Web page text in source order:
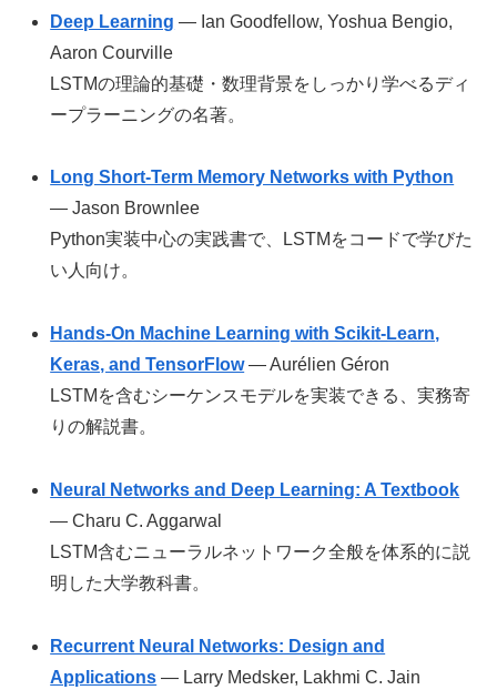
Deep Learning — Ian Goodfellow, Yoshua Bengio,
Aaron Courville
LSTMの理論的基礎・数理背景をしっかり学べるディ
ープラーニングの名著。
Long Short-Term Memory Networks with Python
— Jason Brownlee
Python実装中心の実践書で、LSTMをコードで学びた
い人向け。
Hands-On Machine Learning with Scikit-Learn,
Keras, and TensorFlow— Aurélien Géron
LSTMを含むシーケンスモデルを実装できる、実務寄
りの解説書。
Neural Networks and Deep Learning: A Textbook
— Charu C. Aggarwal
LSTM含むニューラルネットワーク全般を体系的に説
明した大学教科書。
Recurrent Neural Networks: Design and
Applications — Larry Medsker, Lakhmi C. Jain